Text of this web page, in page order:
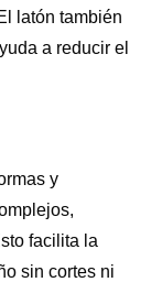
latón también
a reducir el
y
facilita la
sin cortes ni